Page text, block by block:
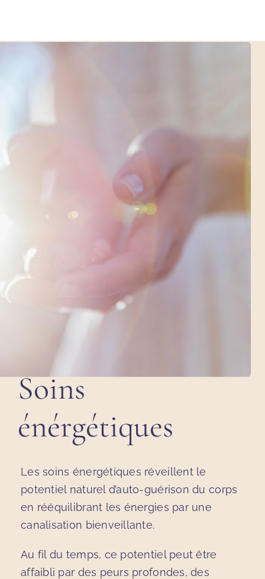
CONTACT
Soins
énérgétiques
Les soins énergétiques réveillent le
potentiel naturel d’auto-guérison du corps
en rééquilibrant les énergies par une
canalisation bienveillante.
Au fil du temps, ce potentiel peut être
affaibli par des peurs profondes, des